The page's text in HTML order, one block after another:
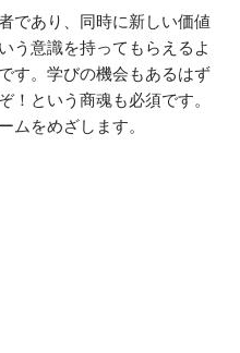
であり、同時に新しい価値
う意識を持ってもらえるよ
す。学びの機会もあるはず
！という商魂も必須です。
ムをめざします。